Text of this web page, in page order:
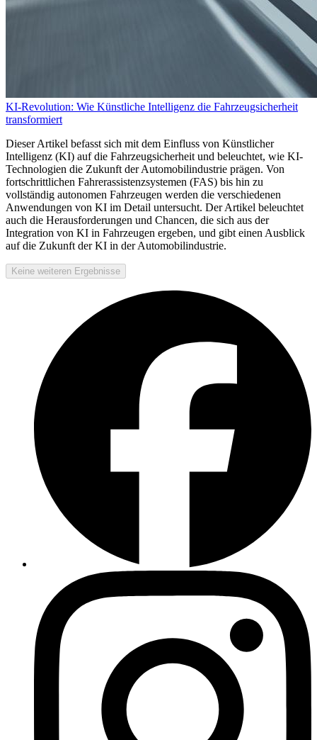
KI-Revolution: Wie Künstliche Intelligenz die Fahrzeugsicherheit
transformiert
Dieser Artikel befasst sich mit dem Einfluss von Künstlicher
Intelligenz (KI) auf die Fahrzeugsicherheit und beleuchtet, wie KI-
Technologien die Zukunft der Automobilindustrie prägen. Von
fortschrittlichen Fahrerassistenzsystemen (FAS) bis hin zu
vollständig autonomen Fahrzeugen werden die verschiedenen
Anwendungen von KI im Detail untersucht. Der Artikel beleuchtet
auch die Herausforderungen und Chancen, die sich aus der
Integration von KI in Fahrzeugen ergeben, und gibt einen Ausblick
auf die Zukunft der KI in der Automobilindustrie.
Keine weiteren Ergebnisse